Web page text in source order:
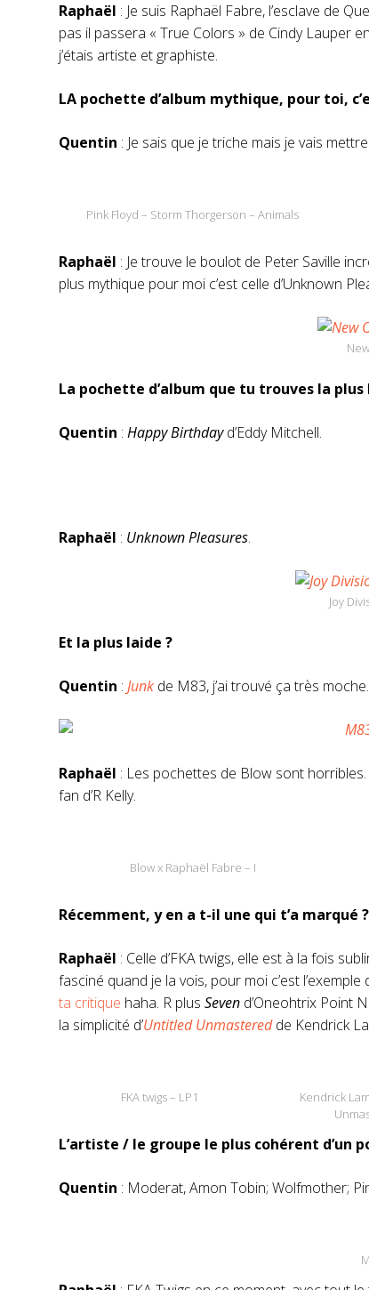
Raphaël : Je suis Raphaël Fabre, l’esclave de
pas il passera « True Colors » de Cindy Lauper
j’étais artiste et graphiste.
LA pochette d’album mythique, pour toi,
Quentin : Je sais que je triche mais je vais
Pink Floyd – Storm Thorgerson – Animals
Raphaël : Je trouve le boulot de Peter Saville
plus mythique pour moi c’est celle d’Unknown
La pochette d’album que tu trouves la plus
Quentin : Happy Birthdayd’Eddy Mitchell.
Raphaël : Unknown Pleasures.
Joy
Et la plus laide ?
Quentin : Junk de M83, j’ai trouvé ça très
Raphaël : Les pochettes de Blow sont horribles.
fan d’R Kelly.
Blow x Raphaël Fabre – I
Récemment, y en a t-il une qui t’a marqué ?
Raphaël : Celle d’FKA twigs, elle est à la fois
fasciné quand je la vois, pour moi c’est
ta critique haha. R plus Seven d’Oneohtrix Point
la simplicité d’Untitled Unmasteredde Kendrick
FKA twigs – LP1
Kendrick
L’artiste / le groupe le plus cohérent d’un
Quentin : Moderat, Amon Tobin; Wolfmother;